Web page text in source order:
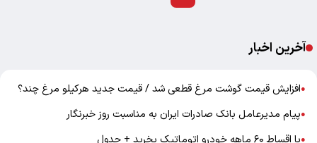
آخرین اخبار
●افزایش قیمت گوشت مرغ قطعی شد / قیمت جدید هرکیلو مرغ چند؟
●پیام مدیرعامل بانک صادرات ایران به مناسبت روز خبرنگار
●با اقساط ۶۰ ماهه خودرو اتوماتیک بخرید + جدول